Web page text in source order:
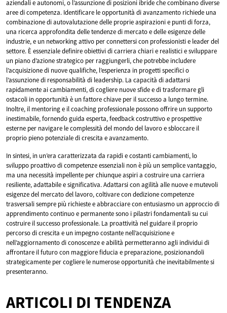
aziendali e autonomi, o l’assunzione di posizioni ibride che combinano diverse
aree di competenza. Identificare le opportunità di avanzamento richiede una
combinazione di autovalutazione delle proprie aspirazioni e punti di forza,
una ricerca approfondita delle tendenze di mercato e delle esigenze delle
industrie, e un networking attivo per connettersi con professionisti e leader del
settore. È essenziale definire obiettivi di carriera chiari e realistici e sviluppare
un piano d’azione strategico per raggiungerli, che potrebbe includere
l’acquisizione di nuove qualifiche, l’esperienza in progetti specifici o
l’assunzione di responsabilità di leadership. La capacità di adattarsi
rapidamente ai cambiamenti, di cogliere nuove sfide e di trasformare gli
ostacoli in opportunità è un fattore chiave per il successo a lungo termine.
Inoltre, il mentoring e il coaching professionale possono offrire un supporto
inestimabile, fornendo guida esperta, feedback costruttivo e prospettive
esterne per navigare le complessità del mondo del lavoro e sbloccare il
proprio pieno potenziale di crescita e avanzamento.
In sintesi, in un’era caratterizzata da rapidi e costanti cambiamenti, lo
sviluppo proattivo di competenze essenziali non è più un semplice vantaggio,
ma una necessità impellente per chiunque aspiri a costruire una carriera
resiliente, adattabile e significativa. Adattarsi con agilità alle nuove e mutevoli
esigenze del mercato del lavoro, coltivare con dedizione competenze
trasversali sempre più richieste e abbracciare con entusiasmo un approccio di
apprendimento continuo e permanente sono i pilastri fondamentali su cui
costruire il successo professionale. La proattività nel guidare il proprio
percorso di crescita e un impegno costante nell’acquisizione e
nell’aggiornamento di conoscenze e abilità permetteranno agli individui di
affrontare il futuro con maggiore fiducia e preparazione, posizionandoli
strategicamente per cogliere le numerose opportunità che inevitabilmente si
presenteranno.
ARTICOLI DI TENDENZA